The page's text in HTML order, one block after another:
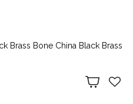
Brass Bone China Black Brass